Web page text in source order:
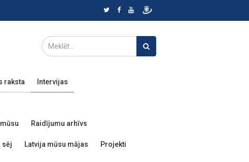
raksta Intervijas
Raidījumu arhīvs
sēj Latvija mūsu mājas Projekti